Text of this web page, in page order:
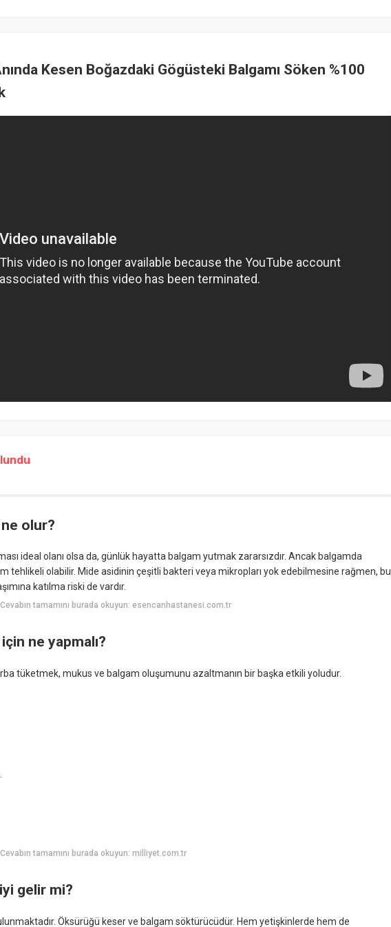
Kesen Boğazdaki Gögüsteki Balgamı Söken %100
olur?
ideal olanı olsa da, günlük hayatta balgam yutmak zararsızdır. Ancak balgamda
tehlikeli olabilir. Mide asidinin çeşitli bakteri veya mikropları yok edebilmesine rağmen, bu
katılma riski de vardır.
Cevabın tamamını burada okuyun: esencanhastanesi.com.tr
ne yapmalı?
tüketmek, mukus ve balgam oluşumunu azaltmanın bir başka etkili yoludur.
Cevabın tamamını burada okuyun: milliyet.com.tr
gelir mi?
Öksürüğü keser ve balgam söktürücüdür. Hem yetişkinlerde hem de